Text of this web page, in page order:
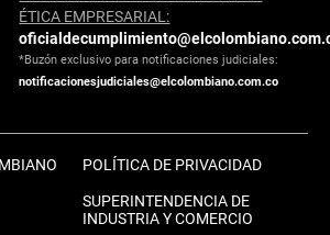
ÉTICA EMPRESARIAL:
*Buzón exclusivo para notificaciones judiciales:
notificacionesjudiciales@elcolombiano.com.co
POLÍTICA DE PRIVACIDAD
SUPERINTENDENCIA DE
INDUSTRIA Y COMERCIO